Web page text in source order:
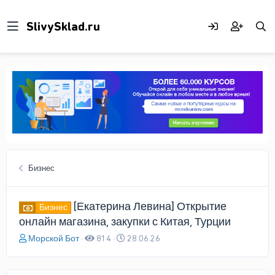
Бизнес
Бизнес
[Екатерина Левина] Открытие
онлайн магазина, закупки с Китая, Турции
А
о
Морской Бот 814
Д
а
28.06.26